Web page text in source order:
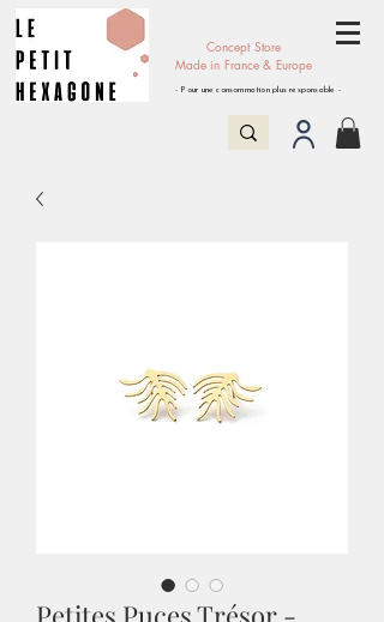
Concept Store
Made in France & Europe
- Pour une consommation plus responsable -